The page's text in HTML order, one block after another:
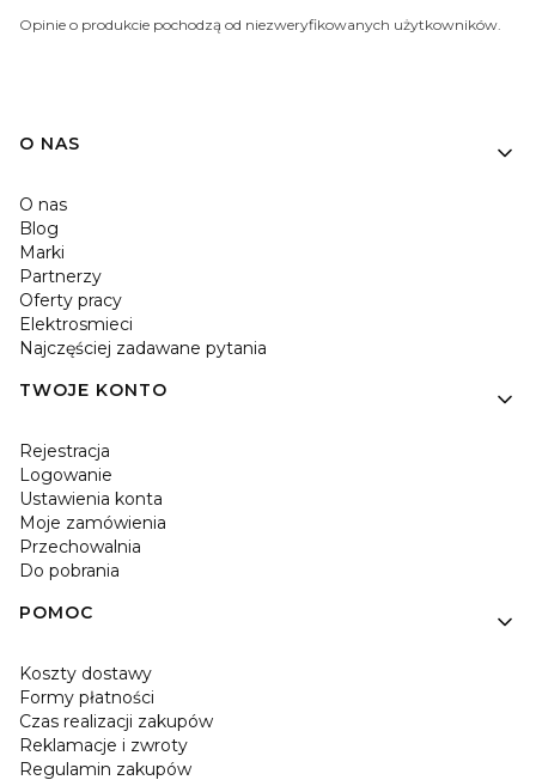
Opinie o produkcie pochodzą od niezweryfikowanych użytkowników.
O NAS
O nas
Blog
Marki
Partnerzy
Oferty pracy
Elektrosmieci
Najczęściej zadawane pytania
TWOJE KONTO
Rejestracja
Logowanie
Ustawienia konta
Moje zamówienia
Przechowalnia
Do pobrania
POMOC
Koszty dostawy
Formy płatności
Czas realizacji zakupów
Reklamacje i zwroty
Regulamin zakupów